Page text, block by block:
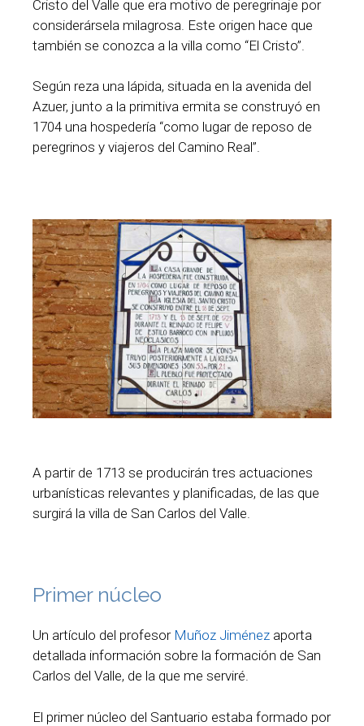
Cristo del Valle que era motivo de peregrinaje por
considerársela milagrosa. Este origen hace que
también se conozca a la villa como “El Cristo”.
Según reza una lápida, situada en la avenida del
Azuer, junto a la primitiva ermita se construyó en
1704 una hospedería “como lugar de reposo de
peregrinos y viajeros del Camino Real”.
A partir de 1713 se producirán tres actuaciones
urbanísticas relevantes y planificadas, de las que
surgirá la villa de San Carlos del Valle.
Primer núcleo
Un artículo del profesor Muñoz Jiménez aporta
detallada información sobre la formación de San
Carlos del Valle, de la que me serviré.
El primer núcleo del Santuario estaba formado por